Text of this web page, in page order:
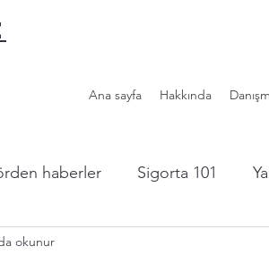
Ana sayfa Hakkında
haberler Sigorta 101
Yazardan...
okunur